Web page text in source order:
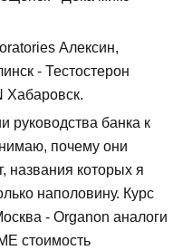
Алексин,
- Тестостерон
Хабаровск.
руководства банка к
почему они
названия которых я
наполовину. Курс
- Organon аналоги
стоимость